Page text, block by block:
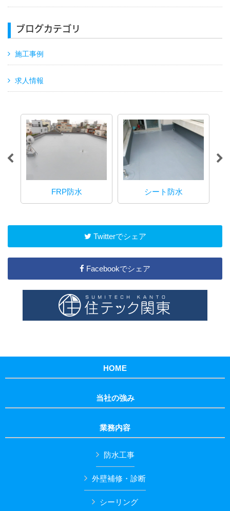
ブログカテゴリ
施工事例
求人情報
FRP防水 シート防水
Twitterでシェア
Facebookでシェア
HOME
当社の強み
業務内容
防水工事
外壁補修・診断
シーリング